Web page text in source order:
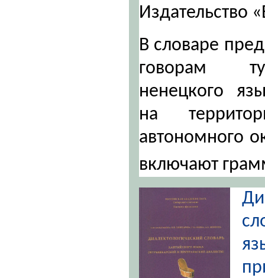
Издательство
В словаре
говорам
ненецкого
на
автономного
включают